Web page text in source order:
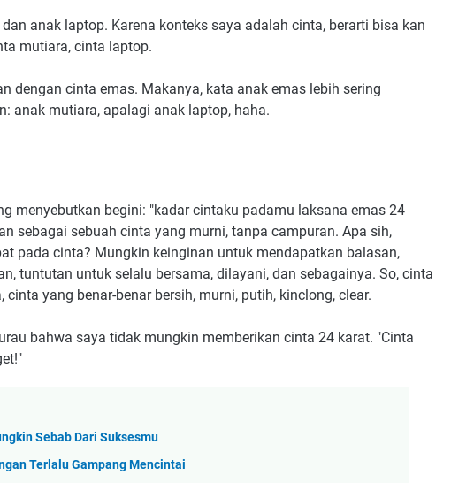
anak laptop. Karena konteks saya adalah cinta, berarti bisa kan
mutiara, cinta laptop.
dengan cinta emas. Makanya, kata anak emas lebih sering
anak mutiara, apalagi anak laptop, haha.
menyebutkan begini: "kadar cintaku padamu laksana emas 24
sebagai sebuah cinta yang murni, tanpa campuran. Apa sih,
pada cinta? Mungkin keinginan untuk mendapatkan balasan,
tuntutan untuk selalu bersama, dilayani, dan sebagainya. So, cinta
yang benar-benar bersih, murni, putih, kinclong, clear.
bahwa saya tidak mungkin memberikan cinta 24 karat. "Cinta
Sebab Dari Suksesmu
Terlalu Gampang Mencintai